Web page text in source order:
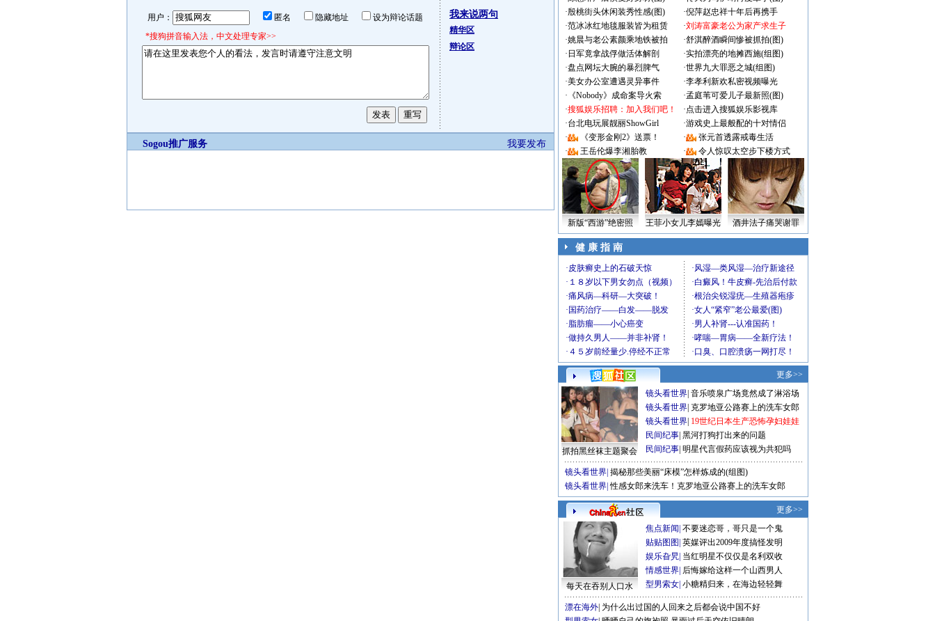
用户： 匿名 隐藏地址
设为辩论话题
*搜狗拼音输入法，中文处理专家>>
我来说两句
精华区
辩论区
我要发布
Sogou推广服务
·殷桃街头休闲装秀性感(图) ·倪萍赵忠祥十年后再携手
·范冰冰红地毯服装皆为租赁 ·刘涛富豪老公为家产求生子
·姚晨与老公素颜乘地铁被拍 ·舒淇醉酒瞬间惨被抓拍(图)
· 日军竟拿战俘做活体解剖 ·实拍漂亮的地摊西施(组图)
·盘点网坛大腕的暴烈脾气 ·世界九大罪恶之城(组图)
·美女办公室遭遇灵异事件 ·李孝利新欢私密视频曝光
· 《Nobody》成命案导火索 ·孟庭苇可爱儿子最新照(图)
·搜狐娱乐招聘：加入我们吧！ ·点击进入搜狐娱乐影视库
·台北电玩展靓丽ShowGirl ·游戏史上最般配的十对情侣
·
《变形金刚2》送票！ ·
张元首透露戒毒生活
·
王岳伦爆李湘胎教 · 令人惊叹太空步下楼方式
新版“西游”绝密照 王菲小女儿李嫣曝光 酒井法子痛哭谢罪
健 康 指 南
更多>>
抓拍黑丝袜主题聚会
镜头看世界 音乐喷泉广场竟然成了淋浴场
镜头看世界 克罗地亚公路赛上的洗车女郎
镜头看世界 19世纪日本生产恐怖孕妇娃娃
民间纪事 黑河打狗打出来的问题
民间纪事 明星代言假药应该视为共犯吗
镜头看世界 揭秘那些美丽“床模”怎样炼成的(组图)
镜头看世界 性感女郎来洗车！克罗地亚公路赛上的洗车女郎
更多>>
每天在吞别人口水
焦点新闻 不要迷恋哥，哥只是一个鬼
贴贴图图 英媒评出2009年度搞怪发明
娱乐旮旯 当红明星不仅仅是名利双收
情感世界 后悔嫁给这样一个山西男人
型男索女 小糖精归来，在海边轻轻舞
漂在海外 为什么出过国的人回来之后都会说中国不好